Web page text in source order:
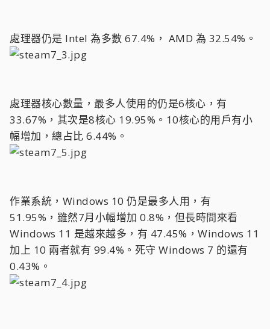
處理器仍是 Intel 為多數 67.4%， AMD 為 32.54%。
處理器核心數量，最多人使用的仍是6核心，有
33.67%，其次是8核心 19.95%。10核心的用戶有小
幅增加，總占比 6.44%。
作業系統，Windows 10 仍是最多人用，有
51.95%，雖然7月小幅增加 0.8%，但長時間來看
Windows 11 是越來越多，有 47.45%，Windows 11
加上 10 兩者就有 99.4%。死守 Windows 7 的還有
0.43%。